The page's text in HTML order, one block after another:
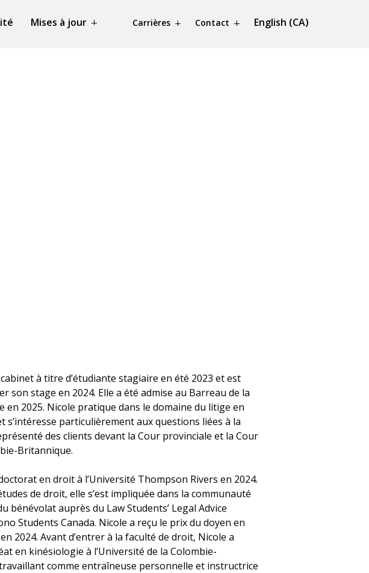
Mises à jour Carrières Contact English (CA)
à titre d’étudiante stagiaire en été 2023 et est
son stage en 2024. Elle a été admise au Barreau de la
en 2025. Nicole pratique dans le domaine du litige en
s’intéresse particulièrement aux questions liées à la
des clients devant la Cour provinciale et la Cour
Britannique.
en droit à l’Université Thompson Rivers en 2024.
de droit, elle s’est impliquée dans la communauté
bénévolat auprès du Law Students’ Legal Advice
Students Canada. Nicole a reçu le prix du doyen en
2024. Avant d’entrer à la faculté de droit, Nicole a
en kinésiologie à l’Université de la Colombie-
comme entraîneuse personnelle et instructrice